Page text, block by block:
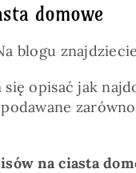
domowe
blogu
opisać jak
na ciasta